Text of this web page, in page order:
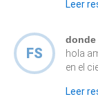
Leer
FS
donde
hola
en el
Leer